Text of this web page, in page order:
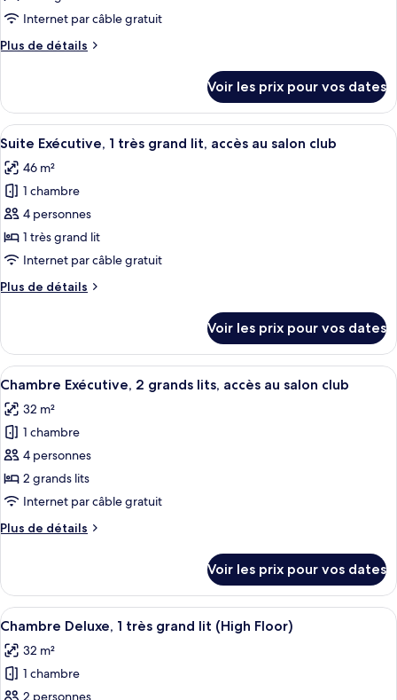
type
chambre :
très
grand
lit,
accès
au
salon
club
Internet par câble gratuit
Plus de détails
Plus
le
type
de
Chambre
Exécutive,
très
grand
lit,
accès
au
Voir les prix pour vos dates
Afficher
toutes
les
photos
pour
ce
type
chambre :
très
grand
lit,
accès
au
salon
club
Une chambre d’hôtel avec un
4
Suite Exécutive, 1 très grand lit, accès au salon club
46 m²
1 chambre
4 personnes
1 très grand lit
Internet par câble gratuit
Plus de détails
Plus
le
type
de
Suite
Exécutive,
très
grand
lit,
accès
au
Voir les prix pour vos dates
Afficher
toutes
les
photos
pour
ce
type
chambre :
2
grands
lits,
accès
au
Une chambre d’hôtel avec deux lits,
4
Chambre Exécutive, 2 grands lits, accès au salon club
32 m²
1 chambre
4 personnes
2 grands lits
Internet par câble gratuit
Plus de détails
Plus
le
type
de
Chambre
Exécutive,
Voir les prix pour vos dates
Afficher
toutes
les
photos
Une chambre d’hôtel avec un grand
4
Chambre Deluxe, 1 très grand lit (High Floor)
32 m²
1 chambre
2 personnes